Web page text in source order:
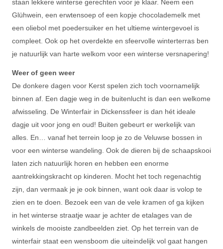
staan lekkere winterse gerechten voor je klaar. Neem een
Glühwein, een erwtensoep of een kopje chocolademelk met
een oliebol met poedersuiker en het ultieme wintergevoel is
compleet. Ook op het overdekte en sfeervolle winterterras ben
je natuurlijk van harte welkom voor een winterse versnapering!
Weer of geen weer
De donkere dagen voor Kerst spelen zich toch voornamelijk
binnen af. Een dagje weg in de buitenlucht is dan een welkome
afwisseling. De Winterfair in Dickenssfeer is dan hét ideale
dagje uit voor jong en oud! Buiten gebeurt er werkelijk van
alles. En… vanaf het terrein loop je zo de Veluwse bossen in
voor een winterse wandeling. Ook de dieren bij de schaapskooi
laten zich natuurlijk horen en hebben een enorme
aantrekkingskracht op kinderen. Mocht het toch regenachtig
zijn, dan vermaak je je ook binnen, want ook daar is volop te
zien en te doen. Bezoek een van de vele kramen of ga kijken
in het winterse straatje waar je achter de etalages van de
winkels de mooiste zandbeelden ziet. Op het terrein van de
winterfair staat een wensboom die uiteindelijk vol gaat hangen